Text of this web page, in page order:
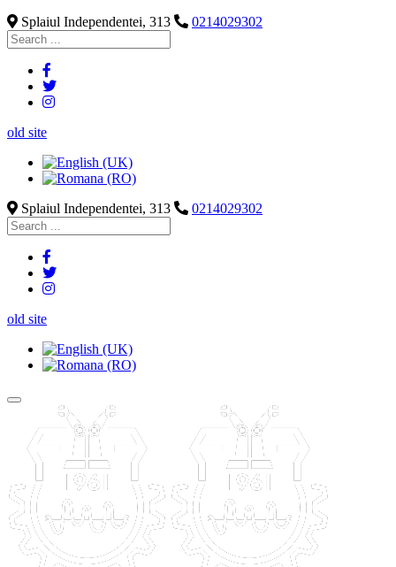
Splaiul Independentei, 313
0214029302
old site
Splaiul Independentei, 313 0214029302
old site